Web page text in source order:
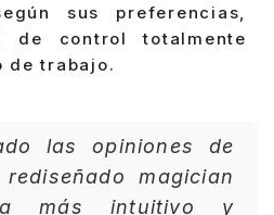
sus preferencias,
de control totalmente
de trabajo.
las opiniones de
magician
más intuitivo y